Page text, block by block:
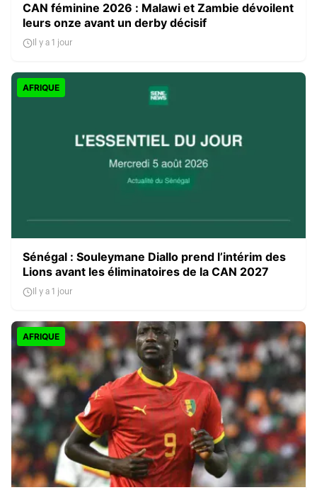
CAN féminine 2026 : Malawi et Zambie dévoilent
leurs onze avant un derby décisif
Il y a 1 jour
AFRIQUE
Sénégal : Souleymane Diallo prend l’intérim des
Lions avant les éliminatoires de la CAN 2027
Il y a 1 jour
AFRIQUE